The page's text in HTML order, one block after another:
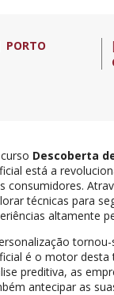
PORTO
Descoberta
está a
consumidores.
técnicas para
altamente
é o motor desta
preditiva, as
antecipar as